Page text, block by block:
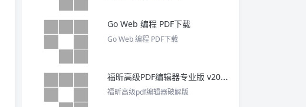
Go Web 编程 PDF下载
Go Web 编程 PDF下载
福昕高级PDF编辑器专业版 v2025 中文激活版
福昕高级pdf编辑器破解版